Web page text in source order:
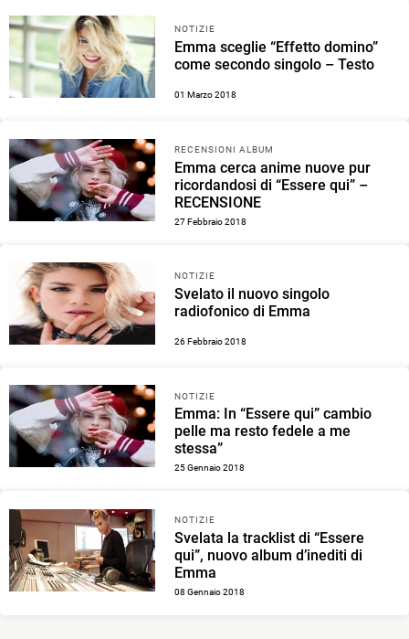
NOTIZIE
Emma sceglie “Effetto domino”
come secondo singolo – Testo
01 Marzo 2018
RECENSIONI ALBUM
Emma cerca anime nuove pur
ricordandosi di “Essere qui” –
RECENSIONE
27 Febbraio 2018
NOTIZIE
Svelato il nuovo singolo
radiofonico di Emma
26 Febbraio 2018
NOTIZIE
Emma: In “Essere qui” cambio
pelle ma resto fedele a me
stessa”
25 Gennaio 2018
NOTIZIE
Svelata la tracklist di “Essere
qui”, nuovo album d’inediti di
Emma
08 Gennaio 2018